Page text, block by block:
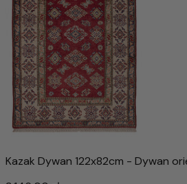
Kazak Dywan 122x82cm - Dywan